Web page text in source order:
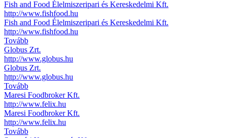
Fish and Food Élelmiszeripari és Kereskedelmi Kft.
http://www.fishfood.hu
Fish and Food Élelmiszeripari és Kereskedelmi Kft.
http://www.fishfood.hu
Tovább
Globus Zrt.
http://www.globus.hu
Globus Zrt.
http://www.globus.hu
Tovább
Maresi Foodbroker Kft.
http://www.felix.hu
Maresi Foodbroker Kft.
http://www.felix.hu
Tovább